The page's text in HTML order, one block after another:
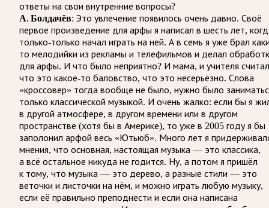
ответы на свои внутренние вопросы?
А. Болдачёв: Это увлечение появилось очень давно. Своё
первое произведение для арфы я написал в шесть лет,
только-только начал играть на ней. А в семь я уже брал
то мелодийки из рекламы и телефильмов и делал
для арфы. И что было неприятно? И мама, и учителя
что это какое-то баловство, что это несерьёзно. Слова
«кроссовер» тогда вообще не было, нужно было
только классической музыкой. И очень жалко: если бы я
в другой атмосфере, в другом времени или в другом
пространстве (хотя бы в Америке), то уже в 2005 году я бы
заполонил арфой весь «Ютьюб». Много лет я
мнения, что основная, настоящая музыка — это классика,
а всё остальное никуда не годится. Ну, а потом я пришёл
к тому, что музыка — это дерево, а разные стили — это
веточки и листочки на нём, и можно играть любую музыку,
если её правильно преподнести и если она написана